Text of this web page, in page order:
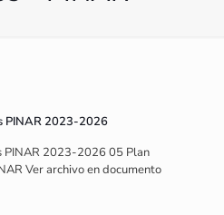
PINAR 2023-2026
PINAR 2023-2026 05 Plan
Ver archivo en documento